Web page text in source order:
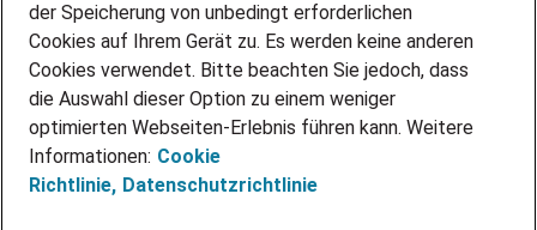
PRESSE
KONTAKT
@Adecco 2026
IMPRESSUM
DATENSCHUTZ
der Speicherung von unbedingt erforderlichen
Cookies auf Ihrem Gerät zu. Es werden keine anderen
Cookies verwendet. Bitte beachten Sie jedoch, dass
die Auswahl dieser Option zu einem weniger
optimierten Webseiten-Erlebnis führen kann. Weitere
Informationen: Cookie
Richtlinie, Datenschutzrichtlinie